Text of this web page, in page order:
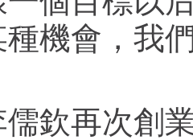
機會，我
再次創業